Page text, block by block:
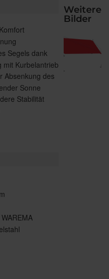
Segels dank
mit Kurbelantrieb
Absenkung des
Sonne
Stabilität
Weitere
Bilder